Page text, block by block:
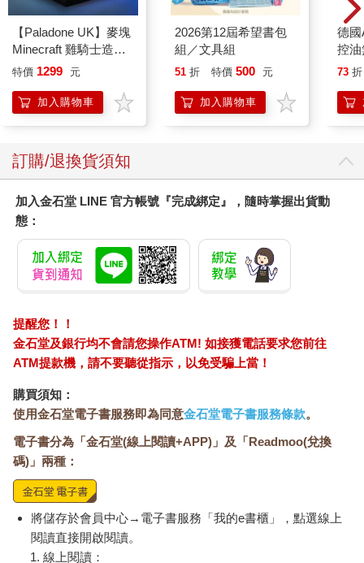
【Paladone UK】麥塊
Minecraft 雞騎士造型
ICON小夜燈
特價 1299 元
加入購物車
2026第12屆希望書包
組／文具組
51 折 特價 500 元
加入購物車
德國
控
凝露
調
滋
73 折
訂購/退換貨須知
加入金石堂 LINE 官方帳號『完成綁定』，隨時掌握出貨動
態：
提醒您！！
金石堂及銀行均不會請您操作ATM! 如接獲電話要求您前往
ATM提款機，請不要聽從指示，以免受騙上當！
購買須知：
使用金石堂電子書服務即為同意金石堂電子書服務條款。
電子書分為「金石堂(線上閱讀+APP)」及「Readmoo(兌換
碼)」兩種：
將儲存於會員中心→電子書服務「我的e書櫃」，點選線上
閱讀直接開啟閱讀。
線上閱讀：